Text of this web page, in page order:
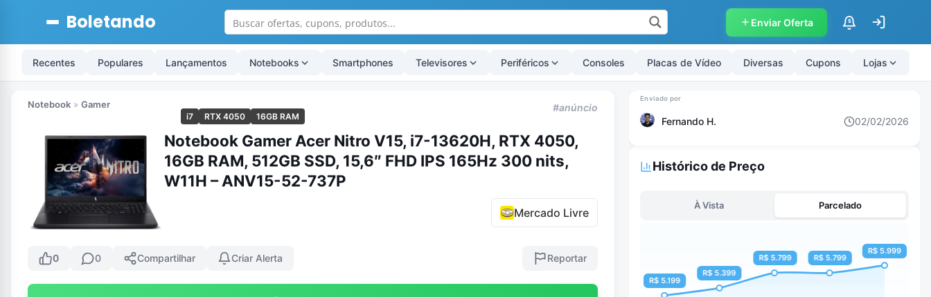
Boletando Enviar Oferta $
Recentes Populares Lançamentos Notebooks Smartphones Televisores Periféricos Consoles Placas de Vídeo Diversas Cupons Lojas
Notebook » Gamer
i7 RTX 4050 16GB RAM
#anúncio
Notebook Gamer Acer Nitro V15, i7-13620H, RTX 4050,
16GB RAM, 512GB SSD, 15,6″ FHD IPS 165Hz 300 nits,
W11H – ANV15-52-737P
Mercado Livre
0 0 Compartilhar Criar Alerta Reportar
Fernando H. 02/02/2026
Histórico de Preço
À Vista Parcelado